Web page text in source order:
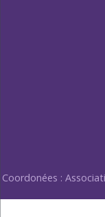
Coordonées :